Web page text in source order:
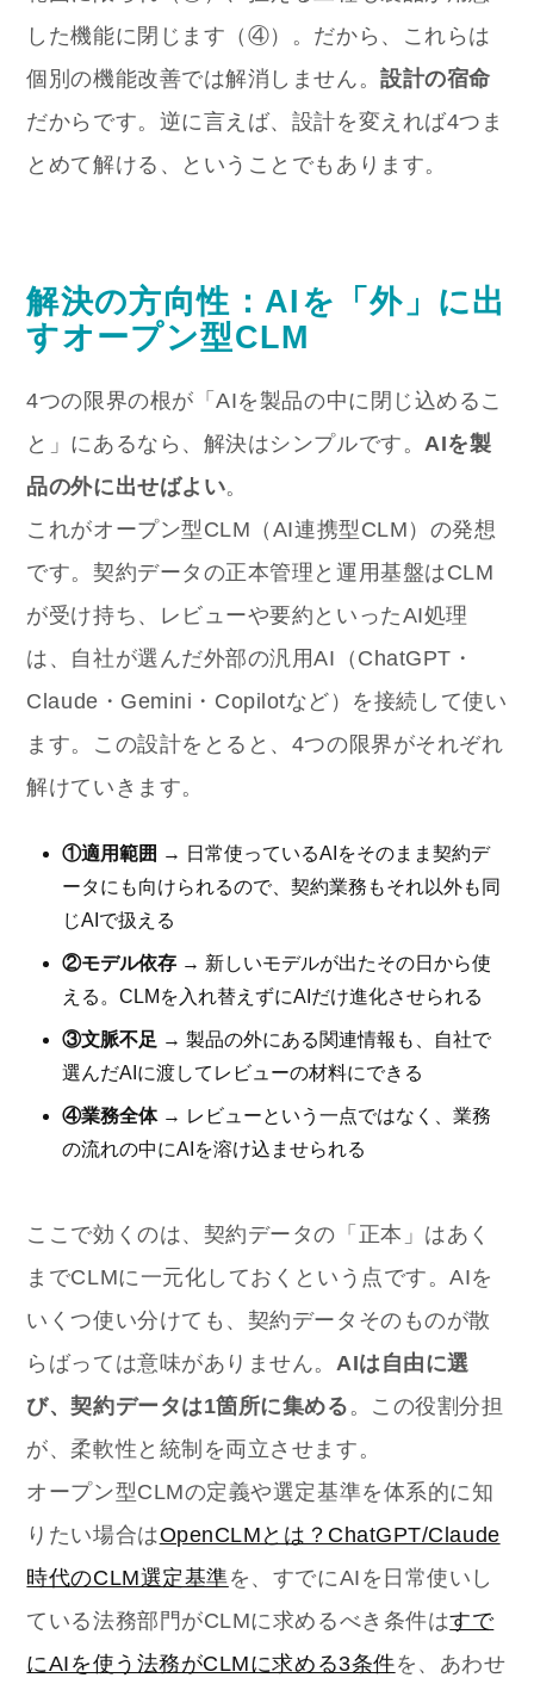
した機能に閉じます（④）。だから、これらは
個別の機能改善では解消しません。設計の宿命
だからです。逆に言えば、設計を変えれば4つま
とめて解ける、ということでもあります。
解決の方向性：AIを「外」に出
すオープン型CLM
4つの限界の根が「AIを製品の中に閉じ込めるこ
と」にあるなら、解決はシンプルです。 AIを製
品の外に出せばよい。
これがオープン型CLM（AI連携型CLM）の発想
です。契約データの正本管理と運用基盤はCLM
が受け持ち、レビューや要約といったAI処理
は、自社が選んだ外部の汎用AI（ChatGPT・
Claude・Gemini・Copilotなど）を接続して使い
ます。この設計をとると、4つの限界がそれぞれ
解けていきます。
①適用範囲 → 日常使っているAIをそのまま契約デ
ータにも向けられるので、契約業務もそれ以外も同
じAIで扱える
②モデル依存 → 新しいモデルが出たその日から使
える。CLMを入れ替えずにAIだけ進化させられる
③文脈不足 → 製品の外にある関連情報も、自社で
選んだAIに渡してレビューの材料にできる
④業務全体→ レビューという一点ではなく、業務
の流れの中にAIを溶け込ませられる
ここで効くのは、契約データの「正本」はあく
までCLMに一元化しておくという点です。AIを
いくつ使い分けても、契約データそのものが散
らばっては意味がありません。 AIは自由に選
び、契約データは1箇所に集める 。この役割分担
が、柔軟性と統制を両立させます。
オープン型CLMの定義や選定基準を体系的に知
りたい場合はOpenCLMとは？ChatGPT/Claude
時代のCLM選定基準を、すでにAIを日常使いし
ている法務部門がCLMに求めるべき条件はすで
にAIを使う法務がCLMに求める3条件を、あわせ